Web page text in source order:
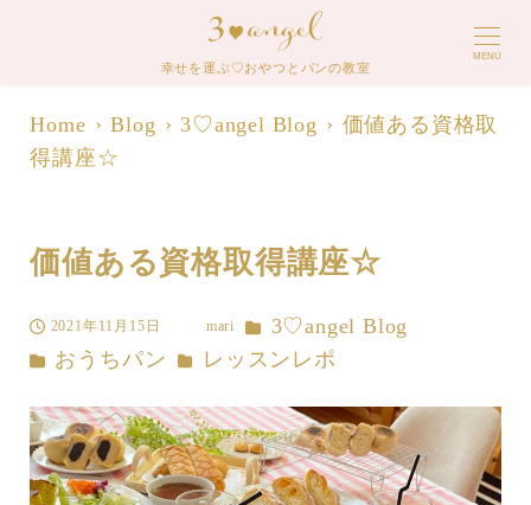
幸せを運ぶ♡おやつとパンの教室
MENU
Home Blog 3♡angel Blog
価値ある資格取
得講座☆
価値ある資格取得講座☆
投稿日
2021年11月15日
者
mari カテゴリー
3♡angel Blog
カテゴリー
おうちパン カテゴリー
レッスンレポ